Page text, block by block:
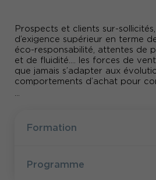
Prospects et clients sur-
d’exigence supérieur en terme
éco-responsabilité, attentes de
et de fluidité…. les forces de
que jamais s’adapter aux
comportements d’achat pour
exige des commerciaux qu’ils
plus d’efficience, d’une écoute
argumentation cohérente, ciblée,
...
Formation
Programme